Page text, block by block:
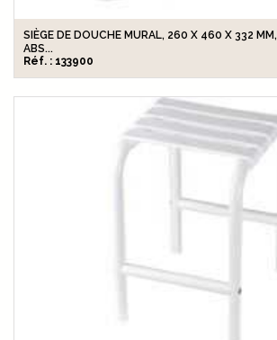
SIÈGE DE DOUCHE MURAL, 260 X 460 X 332 MM,
ABS...
Réf. : 133900